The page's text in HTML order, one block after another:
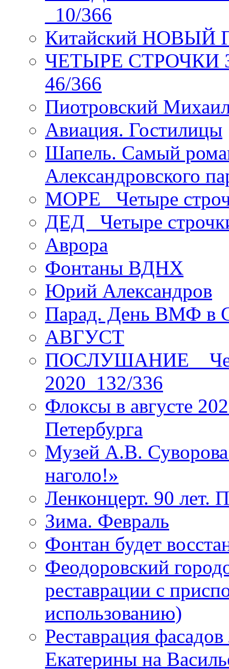
_10/366
Китайский НОВЫЙ
ЧЕТЫРЕ СТРОЧКИ
46/366
Пиотровский
Авиация. Гостилицы
Шапель. Самый
Александровского
МОРЕ _Четыре
ДЕД _Четыре
Аврора
Фонтаны ВДНХ
Юрий Александров
Парад. День ВМФ в
АВГУСТ
ПОСЛУШАНИЕ _
2020_132/336
Флоксы в августе
Петербурга
Музей А.В.
наголо!»
Ленконцерт. 90 лет.
Зима. Февраль
Фонтан будет
Феодоровский
реставрации с
использованию)
Реставрация
Екатерины на